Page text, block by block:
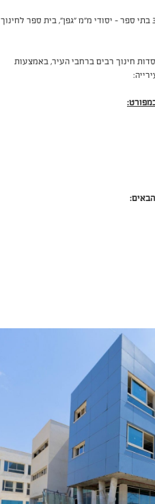
השנה יתווספו למערכת החינוך 12 כיתות גן חדשות ו-3 בתי ספר – יסודי מ"מ "גפן", בית ספר לחינוך
חינוך רבים ברחבי העיר, באמצעות